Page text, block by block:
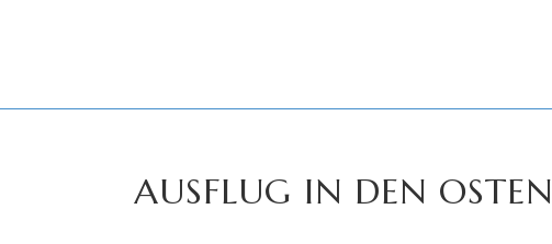
AUSFLUG IN DEN OSTEN